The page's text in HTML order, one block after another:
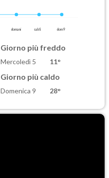
domani sab 8 dom 9
Giorno più freddo
Mercoledì 5 11°
Giorno più caldo
Domenica 9 28°